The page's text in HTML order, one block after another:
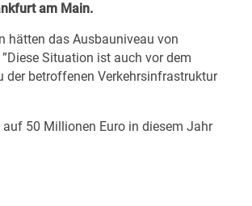
am Main.
hätten das Ausbauniveau von
Situation ist auch vor dem
der betroffenen Verkehrsinfrastruktur
50 Millionen Euro in diesem Jahr